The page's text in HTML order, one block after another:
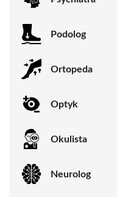
Podolog
Ortopeda
Optyk
Okulista
Neurolog